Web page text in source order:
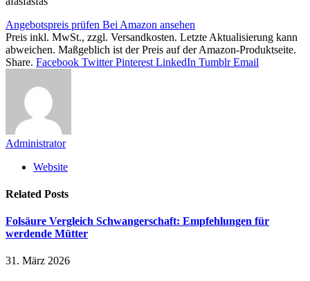
Angebotspreis prüfen Bei Amazon ansehen
Preis inkl. MwSt., zzgl. Versandkosten. Letzte Aktualisierung kann
abweichen. Maßgeblich ist der Preis auf der Amazon-Produktseite.
Share. Facebook Twitter Pinterest LinkedIn Tumblr Email
Administrator
Website
Related Posts
Folsäure Vergleich Schwangerschaft: Empfehlungen für
werdende Mütter
31. März 2026